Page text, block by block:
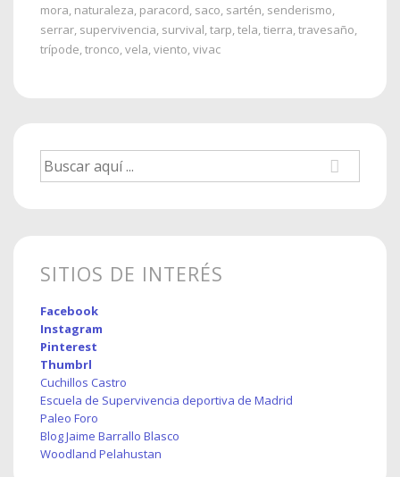
mora, naturaleza, paracord, saco, sartén, senderismo,
serrar, supervivencia, survival,tarp,tela,tierra,travesaño,
trípode,tronco,vela,viento,vivac
Buscar
por:
SITIOS DE INTERÉS
Facebook
Instagram
Pinterest
Thumbrl
Cuchillos Castro
Escuela de Supervivencia deportiva de Madrid
Paleo Foro
Blog Jaime Barrallo Blasco
Woodland Pelahustan